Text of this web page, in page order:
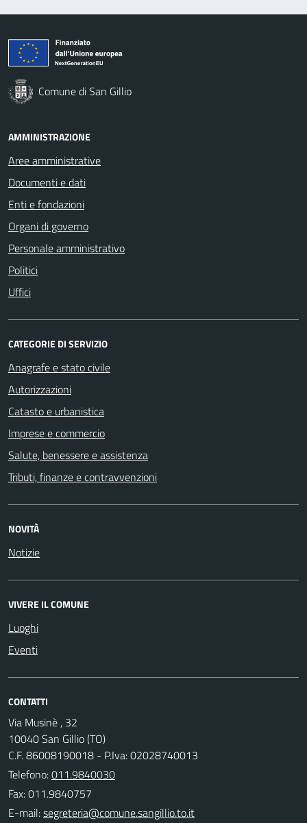
Comune di San Gillio
AMMINISTRAZIONE
Aree amministrative
Documenti e dati
Enti e fondazioni
Organi di governo
Personale amministrativo
Politici
Uffici
CATEGORIE DI SERVIZIO
Anagrafe e stato civile
Autorizzazioni
Catasto e urbanistica
Imprese e commercio
Salute, benessere e assistenza
Tributi, finanze e contravvenzioni
NOVITÀ
Notizie
VIVERE IL COMUNE
Luoghi
Eventi
CONTATTI
Via Musinè , 32
10040 San Gillio (TO)
C.F. 86008190018 - P.Iva: 02028740013
Telefono:011.9840030
Fax: 011.9840757
E-mail: